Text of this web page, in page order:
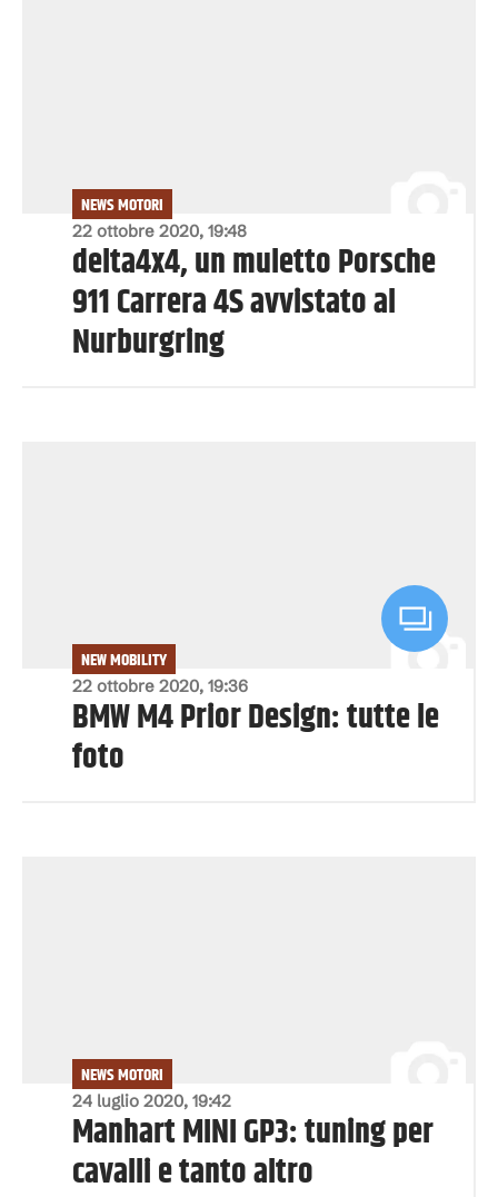
22 ottobre 2020, 19:48
NEWS MOTORI
delta4x4, un muletto Porsche
911 Carrera 4S avvistato al
Nurburgring
22 ottobre 2020, 19:36
NEW MOBILITY
BMW M4 Prior Design: tutte le
foto
24 luglio 2020, 19:42
NEWS MOTORI
Manhart MINI GP3: tuning per
cavalli e tanto altro